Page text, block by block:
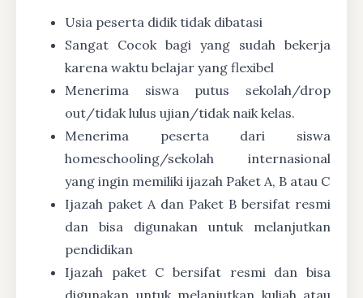
Usia peserta didik tidak dibatasi
Sangat Cocok bagi yang sudah bekerja
karena waktu belajar yang flexibel
Menerima siswa putus sekolah/drop
out/tidak lulus ujian/tidak naik kelas.
Menerima peserta dari siswa
homeschooling/sekolah internasional
yang ingin memiliki ijazah Paket A, B atau C
Ijazah paket A dan Paket B bersifat resmi
dan bisa digunakan untuk melanjutkan
pendidikan
Ijazah paket C bersifat resmi dan bisa
digunakan untuk melanjutkan kuliah atau